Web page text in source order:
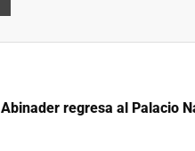
Abinader regresa al Palacio